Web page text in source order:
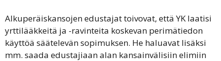
Alkuperäiskansojen edustajat toivovat, että YK laatisi
yrttilääkkeitä ja -ravinteita koskevan perimätiedon
käyttöä säätelevän sopimuksen. He haluavat lisäksi
mm. saada edustajiaan alan kansainvälisiin elimiin